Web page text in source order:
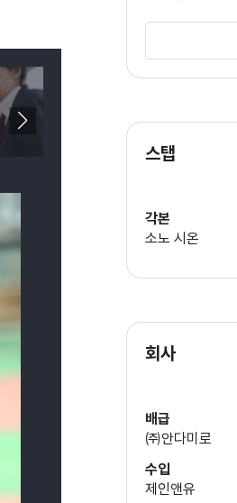
스탭
각본
소노 시온
회사
배급
㈜안다미로
수입
제인앤유